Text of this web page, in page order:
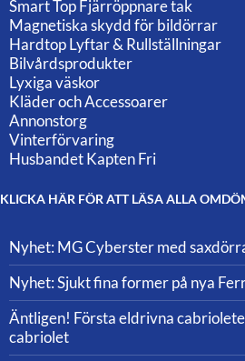
Smart Top Fjärröppnare tak
Magnetiska skydd för bildörrar
Hardtop Lyftar & Rullställningar
Bilvårdsprodukter
Lyxiga väskor
Kläder och Accessoarer
Annonstorg
Vinterförvaring
Husbandet Kapten Fri
KLICKA HÄR FÖR ATT LÄSA ALLA
Nyhet: MG Cyberster med
Nyhet: Sjukt fina former på nya
Äntligen! Första eldrivna
cabriolet